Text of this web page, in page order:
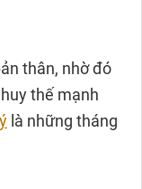
thân, nhờ đó
thế mạnh
là những tháng